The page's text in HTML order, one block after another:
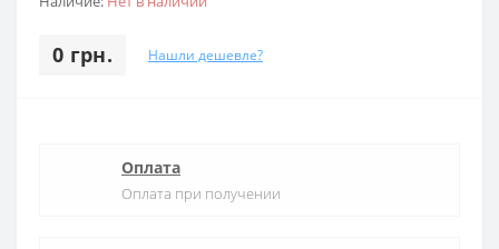
0 грн. Нашли дешевле?
Оплата
Оплата при получении